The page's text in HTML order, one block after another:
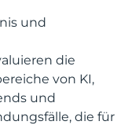
und
die
von KI,
und
die für